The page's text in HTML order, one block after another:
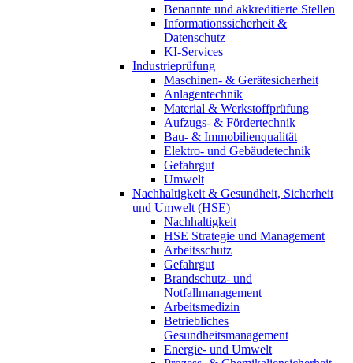
Benannte und akkreditierte Stellen
Informationssicherheit &
Datenschutz
KI-Services
Industrieprüfung
Maschinen- & Gerätesicherheit
Anlagentechnik
Material & Werkstoffprüfung
Aufzugs- & Fördertechnik
Bau- & Immobilienqualität
Elektro- und Gebäudetechnik
Gefahrgut
Umwelt
Nachhaltigkeit & Gesundheit, Sicherheit
und Umwelt (HSE)
Nachhaltigkeit
HSE Strategie und Management
Arbeitsschutz
Gefahrgut
Brandschutz- und
Notfallmanagement
Arbeitsmedizin
Betriebliches
Gesundheitsmanagement
Energie- und Umwelt